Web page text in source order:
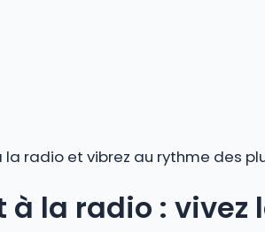
la radio et vibrez au rythme des
la radio : vivez